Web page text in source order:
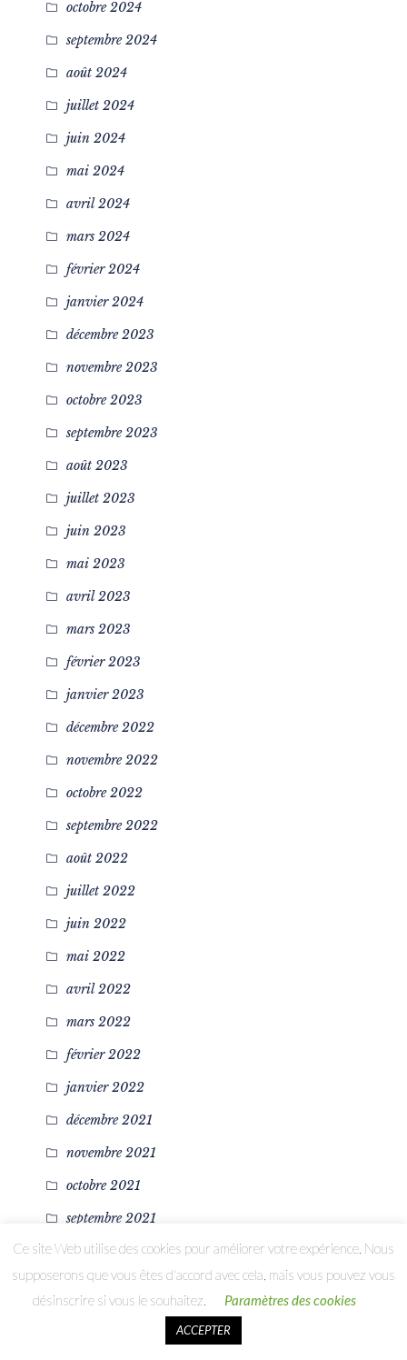
octobre 2024
septembre 2024
août 2024
juillet 2024
juin 2024
mai 2024
avril 2024
mars 2024
février 2024
janvier 2024
décembre 2023
novembre 2023
octobre 2023
septembre 2023
août 2023
juillet 2023
juin 2023
mai 2023
avril 2023
mars 2023
février 2023
janvier 2023
décembre 2022
novembre 2022
octobre 2022
septembre 2022
août 2022
juillet 2022
juin 2022
mai 2022
avril 2022
mars 2022
février 2022
janvier 2022
décembre 2021
novembre 2021
octobre 2021
septembre 2021
août 2021
juillet 2021
Ce site Web utilise des cookies pour améliorer votre expérience. Nous
supposerons que vous êtes d'accord avec cela, mais vous pouvez vous
désinscrire si vous le souhaitez.
Paramètres des cookies
ACCEPTER